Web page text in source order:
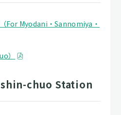
For Myodani・Sannomiya・
）
chuo Station